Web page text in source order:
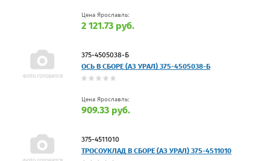
Цена Ярославль:
2 121.73 руб.
375-4505038-Б
ОСЬ В СБОРЕ (АЗ УРАЛ) 375-4505038-Б
Цена Ярославль:
909.33 руб.
375-4511010
ТРОСОУКЛАД В СБОРЕ (АЗ УРАЛ) 375-4511010